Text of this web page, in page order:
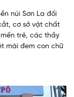
núi Sơn La đối
cơ sở vật chất
trẻ, các thầy
mài đem con chữ